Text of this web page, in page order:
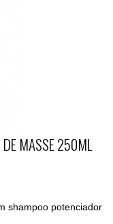
DE MASSE 250ML
shampoo potenciador